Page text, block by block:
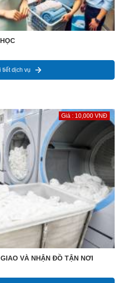
tiết dịch vụ
Giá : 10,000 VNĐ
VÀ NHẬN ĐỒ TẬN NƠI